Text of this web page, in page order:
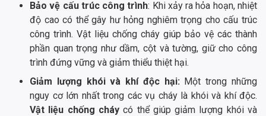
Bảo vệ cấu trúc công trình: Khi xảy ra hỏa hoạn, nhiệt
độ cao có thể gây hư hỏng nghiêm trọng cho cấu trúc
công trình. Vật liệu chống cháy giúp bảo vệ các thành
phần quan trọng như dầm, cột và tường, giữ cho công
trình đứng vững và giảm thiểu thiệt hại.
Giảm lượng khói và khí độc hại: Một trong những
nguy cơ lớn nhất trong các vụ cháy là khói và khí độc.
Vật liệu chống cháycó thể giúp giảm lượng khói và